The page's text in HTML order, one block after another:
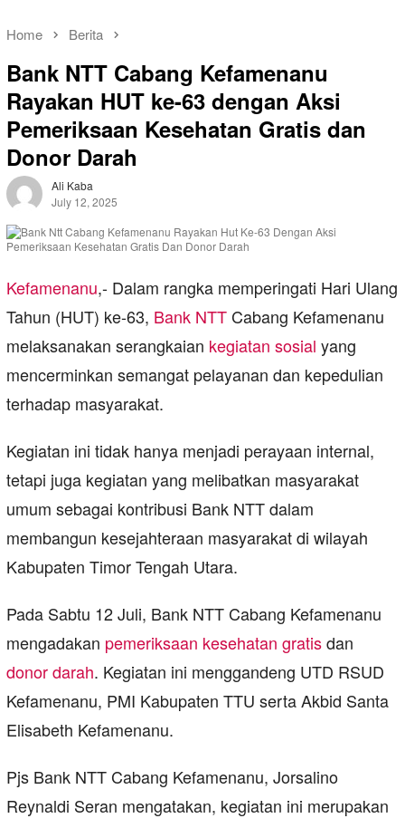
Home Berita
Bank NTT Cabang Kefamenanu
Rayakan HUT ke-63 dengan Aksi
Pemeriksaan Kesehatan Gratis dan
Donor Darah
Ali Kaba
July 12, 2025
Kefamenanu,- Dalam rangka memperingati Hari Ulang
Tahun (HUT) ke-63, Bank NTT Cabang Kefamenanu
melaksanakan serangkaian kegiatan sosial yang
mencerminkan semangat pelayanan dan kepedulian
terhadap masyarakat.
Kegiatan ini tidak hanya menjadi perayaan internal,
tetapi juga kegiatan yang melibatkan masyarakat
umum sebagai kontribusi Bank NTT dalam
membangun kesejahteraan masyarakat di wilayah
Kabupaten Timor Tengah Utara.
Pada Sabtu 12 Juli, Bank NTT Cabang Kefamenanu
mengadakan pemeriksaan kesehatan gratisdan
donor darah. Kegiatan ini menggandeng UTD RSUD
Kefamenanu, PMI Kabupaten TTU serta Akbid Santa
Elisabeth Kefamenanu.
Pjs Bank NTT Cabang Kefamenanu, Jorsalino
Reynaldi Seran mengatakan, kegiatan ini merupakan